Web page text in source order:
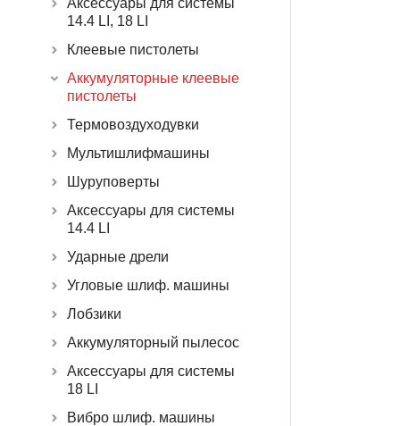
Аксессуары для системы
14.4 LI, 18 LI
Клеевые пистолеты
Аккумуляторные клеевые
пистолеты
Термовоздуходувки
Мультишлифмашины
Шуруповерты
Аксессуары для системы
14.4 LI
Ударные дрели
Угловые шлиф. машины
Лобзики
Аккумуляторный пылесос
Аксессуары для системы
18 LI
Вибро шлиф. машины